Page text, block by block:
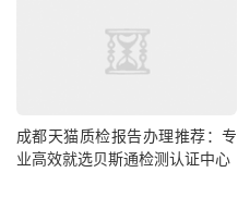
成都天猫质检报告办理推荐：专
业高效就选贝斯通检测认证中心